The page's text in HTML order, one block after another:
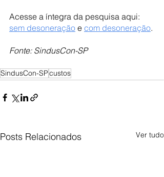
Acesse a íntegra da pesquisa aqui:
sem desoneração e com desoneração.
Fonte: SindusCon-SP
SindusCon-SPcustos
Posts Relacionados Ver tudo